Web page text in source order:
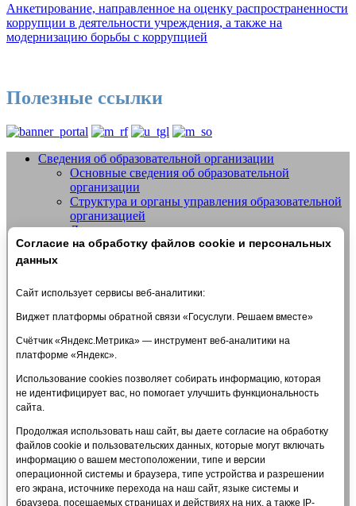
Анкетирование, направленное на оценку распространенности
коррупции в деятельности учреждения, а также на
модернизацию борьбы с коррупцией
Полезные ссылки
Добро пожаловать на сайт МБУДО
СШОР №14 "Жигули" г.о. Тольятти
Сведения об образовательной организации
Основные сведения об образовательной
организации
Структура и органы управления образовательной
организацией
Документы
Образование
Педагогический состав
Материально-техническое обеспечение и
оснащенность образовательного процесса.
Стипендии и меры поддержки обучающихся
Платные образовательные услуги
Финансово-хозяйственная деятельность
Вакантные места для приема (перевода)
обучающихся
Организация питания в образовательной
организации
Платные услуги
Политика в отношении обработки персональных
данных
Антидопинг
Согласие на обработку файлов cookie и персональных
данных
Сайт использует сервисы веб-аналитики:
Виджет платформы обратной связи «Госуслуги. Решаем вместе»
Счётчик «Яндекс.Метрика» — инструмент веб-аналитики на
платформе «Яндекс».
Использование cookies позволяет собирать информацию, которая
не идентифицирует вас, но помогает улучшить функциональность
сайта.
Продолжая использовать наш сайт, вы даете согласие на обработку
файлов cookie и пользовательских данных, которые могут включать
информацию о вашем местоположении, типе и версии
операционной системы и браузера, типе устройства и разрешении
его экрана, источнике перехода на наш сайт, языке системы и
браузера, посещаемых страницах и действиях на них, а также IP-